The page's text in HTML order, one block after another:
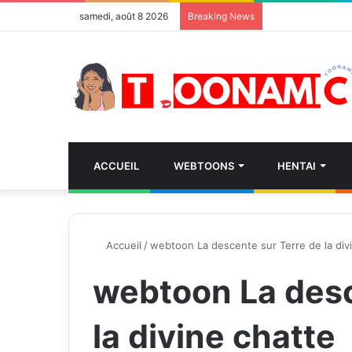
samedi, août 8 2026 Breaking News
ACCUEIL WEBTOONS HENTAI
Accueil /webtoon La descente sur Terre de la
webtoon La
la divine chatte